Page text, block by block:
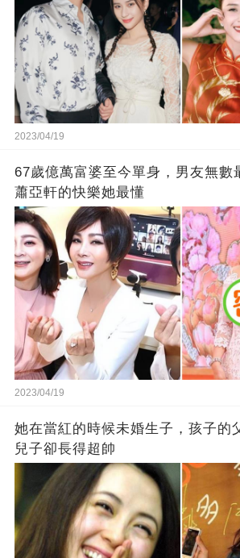
2023/04/19
67歲億萬富婆至今單身，男友無數
蕭亞軒的快樂她最懂
2023/04/19
她在當紅的時候未婚生子，孩子的
兒子卻長得超帥